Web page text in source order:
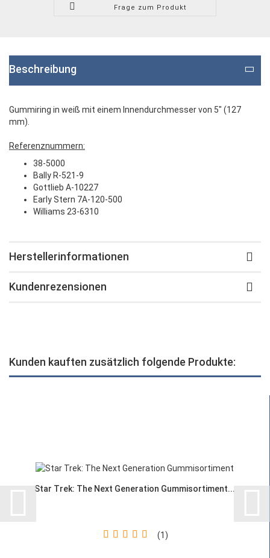
Frage zum Produkt
Beschreibung
Gummiring in weiß mit einem Innendurchmesser von 5" (127
mm).
Referenznummern:
38-5000
Bally R-521-9
Gottlieb A-10227
Early Stern 7A-120-500
Williams 23-6310
Herstellerinformationen
Kundenrezensionen
Kunden kauften zusätzlich folgende Produkte:
Star Trek: The Next Generation Gummisortiment...
1